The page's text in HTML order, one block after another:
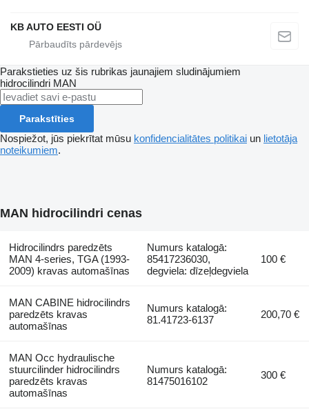
KB AUTO EESTI OÜ
Parakstieties uz šis rubrikas jaunajiem sludinājumiem
hidrocilindri MAN
Parakstīties
Nospiežot, jūs piekrītat mūsu konfidencialitātes politikai un lietotāja
noteikumiem.
MAN hidrocilindri cenas
Hidrocilindrs paredzēts
MAN 4-series, TGA (1993-
2009) kravas automašīnas
Numurs katalogā:
85417236030,
degviela: dīzeļdegviela
100 €
MAN CABINE hidrocilindrs
paredzēts kravas
automašīnas
Numurs katalogā:
81.41723-6137
200,70 €
MAN Occ hydraulische
stuurcilinder hidrocilindrs
paredzēts kravas
automašīnas
Numurs katalogā:
81475016102
300 €